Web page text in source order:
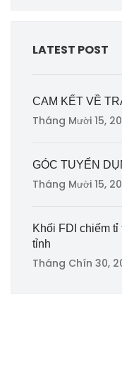
LATEST POST
CAM KẾT VỀ
Tháng Mười 15,
GÓC TUYỂN
Tháng Mười 15,
Khối FDI chiếm
tỉnh
Tháng Chín 30,